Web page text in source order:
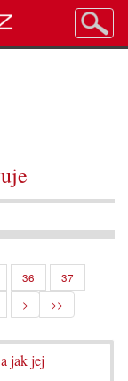
36
37
> >>
jak jej